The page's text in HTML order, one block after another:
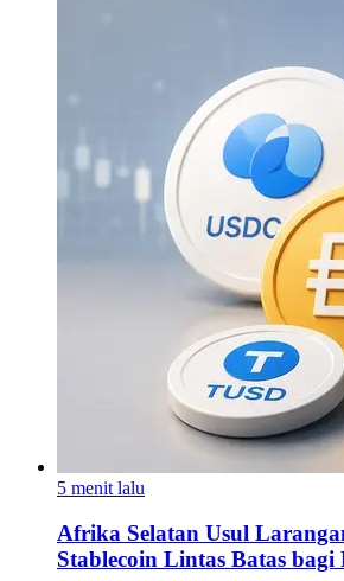
5 menit lalu
Afrika Selatan Usul
Stablecoin Lintas Batas bagi